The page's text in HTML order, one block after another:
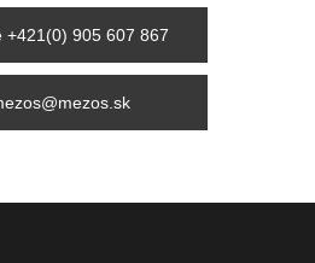
+421(0) 905 607 867